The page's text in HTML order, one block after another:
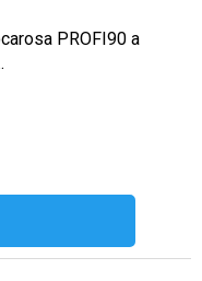
PROFI90 a